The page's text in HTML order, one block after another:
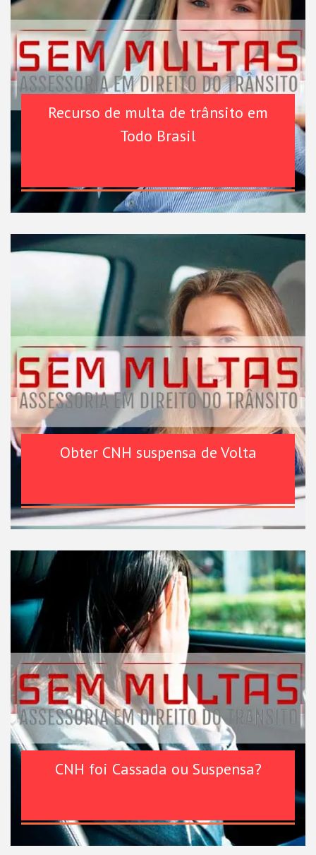
Recurso de multa de trânsito em
Todo Brasil
Obter CNH suspensa de Volta
CNH foi Cassada ou Suspensa?